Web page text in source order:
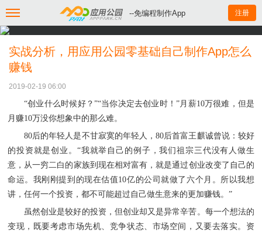
--免编程制作App 注册
实战分析，用应用公园零基础自己制作App怎么
赚钱
2019-02-19 06:00
“创业什么时候好？ ”“当你决定去创业时！”月薪10万很难，但是
月赚10万没你想象中的那么难。
80后的年轻人是不甘寂寞的年轻人，80后首富王麒诚曾说：较好
的投资就是创业。 “我就举自己的例子，我们祖宗三代没有人做生
意，从一穷二白的家族到现在相对富有，就是通过创业改变了自己的
命运。我刚刚提到的现在估值10亿的公司就做了六个月。所以我想
讲，任何一个投资，都不可能超过自己做生意来的更加赚钱。”
虽然创业是较好的投资，但创业却又是异常辛苦。每一个想法的
变现，既要考虑市场先机、竞争状态、市场空间，又要去落实。资